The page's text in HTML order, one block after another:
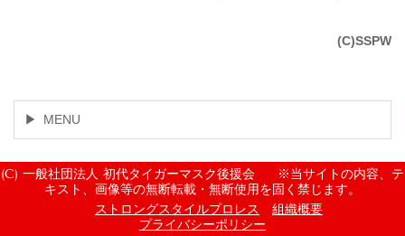
(C)SSPW
MENU
(C) 一般社団法人 初代タイガーマスク後援会 ※当サイトの内容、テ
キスト、画像等の無断転載・無断使用を固く禁じます。
ストロングスタイルプロレス
組織概要
プライバシーポリシー